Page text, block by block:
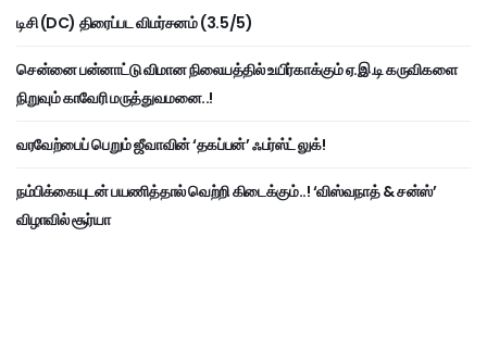
டிசி (DC) திரைப்பட விமர்சனம் (3.5/5)
சென்னை பன்னாட்டு விமான நிலையத்தில் உயிர்காக்கும் ஏ.இ.டி கருவிகளை
நிறுவும் காவேரி மருத்துவமனை..!
வரவேற்பைப் பெறும் ஜீவாவின் ‘தகப்பன்’ ஃபர்ஸ்ட் லுக்!
நம்பிக்கையுடன் பயணித்தால் வெற்றி கிடைக்கும்..! ‘விஸ்வநாத் & சன்ஸ்’
விழாவில் சூர்யா